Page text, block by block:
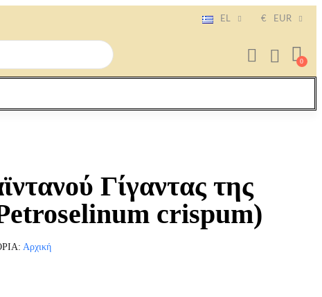
EL € EUR
Γίγαντας της
crispum)
Αρχική